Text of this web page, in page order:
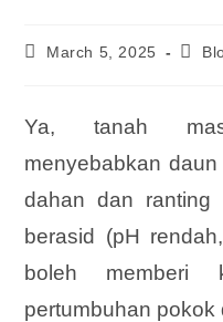
March 5, 2025
Ya, tanah
menyebabkan
dahan dan ranting
berasid (pH
boleh memberi
pertumbuhan pokok